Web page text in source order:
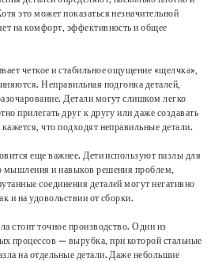
это может показаться незначительной
на комфорт, эффективность и общее
четкое и стабильное ощущение «щелчка»,
Неправильная подгонка деталей,
Детали могут слишком легко
прилегать друг к другу или даже создавать
что подходят неправильные детали.
еще важнее. Дети используют пазлы для
мышления и навыков решения проблем,
соединения деталей могут негативно
и на удовольствии от сборки.
стоит точное производство. Один из
процессов — вырубка, при которой стальные
на отдельные детали. Даже небольшие